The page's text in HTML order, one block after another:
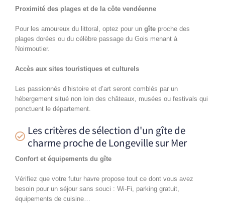
Proximité des plages et de la côte vendéenne
Pour les amoureux du littoral, optez pour un gîte proche des
plages dorées ou du célèbre passage du Gois menant à
Noirmoutier.
Accès aux sites touristiques et culturels
Les passionnés d’histoire et d’art seront comblés par un
hébergement situé non loin des châteaux, musées ou festivals qui
ponctuent le département.
Les critères de sélection d'un gîte de
charme proche de Longeville sur Mer
Confort et équipements du gîte
Vérifiez que votre futur havre propose tout ce dont vous avez
besoin pour un séjour sans souci : Wi-Fi, parking gratuit,
équipements de cuisine…